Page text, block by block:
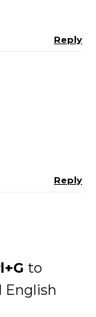
Reply
Reply
to
English